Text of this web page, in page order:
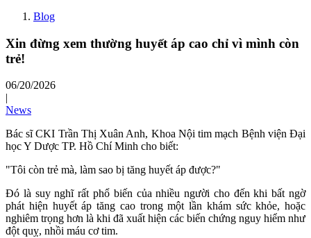
Blog
Xin đừng xem thường huyết áp cao chỉ vì mình còn
trẻ!
06/20/2026
|
News
Bác sĩ CKI Trần Thị Xuân Anh, Khoa Nội tim mạch Bệnh viện Đại
học Y Dược TP. Hồ Chí Minh cho biết:
"Tôi còn trẻ mà, làm sao bị tăng huyết áp được?"
Đó là suy nghĩ rất phổ biến của nhiều người cho đến khi bất ngờ
phát hiện huyết áp tăng cao trong một lần khám sức khỏe, hoặc
nghiêm trọng hơn là khi đã xuất hiện các biến chứng nguy hiểm như
đột quỵ, nhồi máu cơ tim.